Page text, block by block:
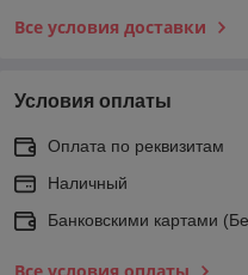
Все условия доставки
Условия оплаты
Оплата по реквизитам
Наличный
Банковскими картами